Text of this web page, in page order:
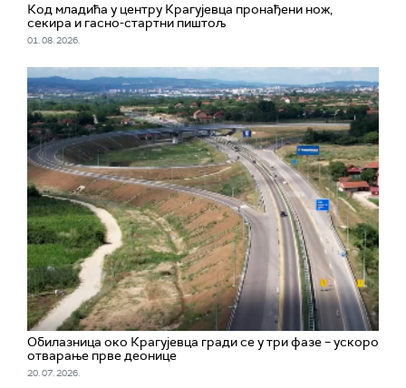
Код младића у центру Крагујевца пронађени нож,
секира и гасно-стартни пиштољ
01. 08. 2026.
Обилазница око Крагујевца гради се у три фазе – ускоро
отварање прве деонице
20. 07. 2026.